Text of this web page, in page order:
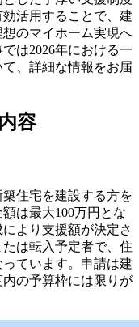
活用することで、建
のマイホーム実現へ
は2026年における一
、詳細な情報をお届
容
住宅を建設する方を
は最大100万円とな
より支援額が決定さ
は転入予定者で、住
ています。申請は建
の予算枠には限りが